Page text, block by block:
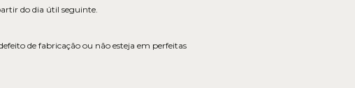
do dia útil seguinte.
de fabricação ou não esteja em perfeitas